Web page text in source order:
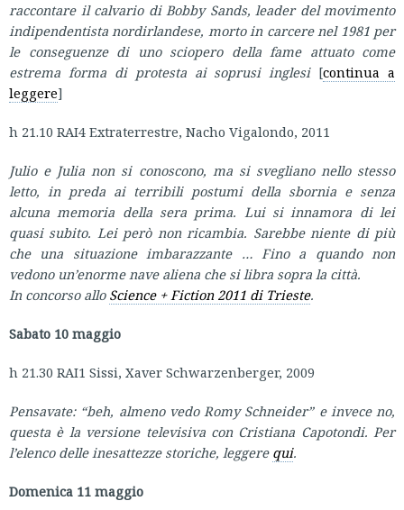
raccontare il calvario di Bobby Sands, leader del movimento
indipendentista nordirlandese, morto in carcere nel 1981 per
le conseguenze di uno sciopero della fame attuato come
estrema forma di protesta ai soprusi inglesi[continua a
leggere]
h 21.10 RAI4 Extraterrestre, Nacho Vigalondo, 2011
Julio e Julia non si conoscono, ma si svegliano nello stesso
letto, in preda ai terribili postumi della sbornia e senza
alcuna memoria della sera prima. Lui si innamora di lei
quasi subito. Lei però non ricambia. Sarebbe niente di più
che una situazione imbarazzante … Fino a quando non
vedono un’enorme nave aliena che si libra sopra la città.
In concorso allo Science + Fiction 2011 di Trieste.
Sabato 10 maggio
h 21.30 RAI1 Sissi, Xaver Schwarzenberger, 2009
Pensavate: “beh, almeno vedo Romy Schneider” e invece no,
questa è la versione televisiva con Cristiana Capotondi. Per
l’elenco delle inesattezze storiche, leggere qui.
Domenica 11 maggio